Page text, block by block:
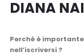
DIANA
Perchè è
nell’iscriversi ?